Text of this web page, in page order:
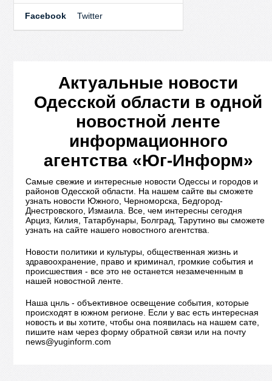
Facebook Twitter
Актуальные новости
Одесской области в одной
новостной ленте
информационного
агентства «Юг-Информ»
Самые свежие и интересные новости Одессы и городов и
районов Одесской области. На нашем сайте вы сможете
узнать новости Южного, Черноморска, Бедгород-
Днестровского, Измаила. Все, чем интересны сегодня
Арциз, Килия, Татарбунары, Болград, Тарутино вы сможете
узнать на сайте нашего новостного агентства.
Новости политики и культуры, общественная жизнь и
здравоохранение, право и криминал, громкие события и
происшествия - все это не останется незамеченным в
нашей новостной ленте.
Наша цнль - объективное освещение события, которые
происходят в южном регионе. Если у вас есть интересная
новость и вы хотите, чтобы она появилась на нашем сате,
пишите нам через форму обратной связи или на почту
news@yuginform.com